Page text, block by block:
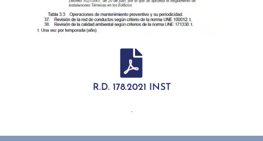
R.D. 178.2021 INST
.